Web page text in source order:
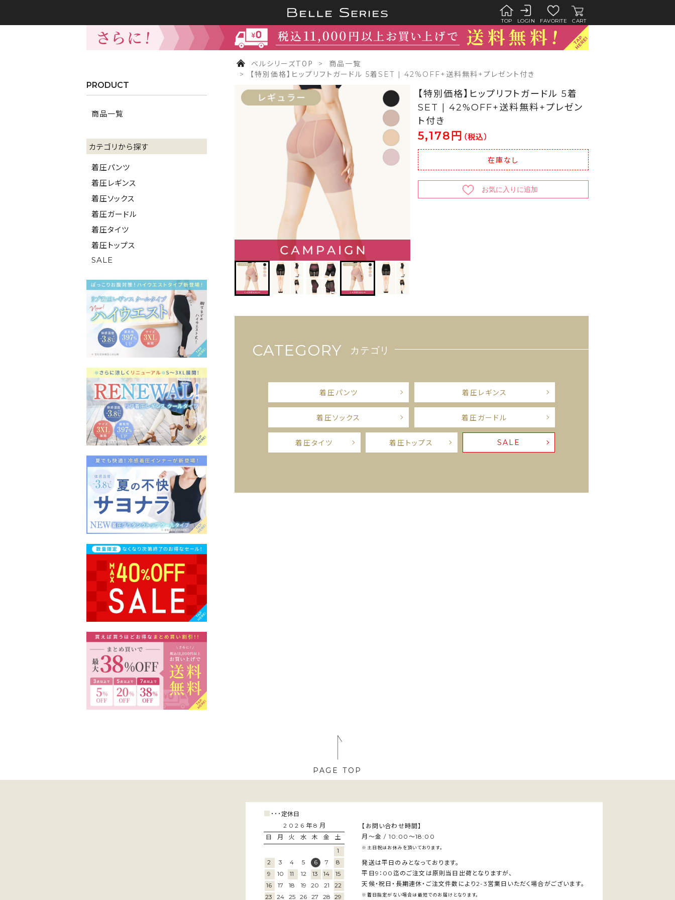
TOP LOGIN FAVORITE CART
PRODUCT
商品一覧
カテゴリから探す
着圧パンツ
着圧レギンス
着圧ソックス
着圧ガードル
着圧タイツ
着圧トップス
SALE
ベルシリーズTOP 商品一覧
【特別価格】ヒップリフトガードル 5着SET | 42%OFF+送料無料+プレゼント付き
【特別価格】ヒップリフトガードル 5着
SET | 42%OFF+送料無料+プレゼン
ト付き
5,178円 （税込）
在庫なし
お気に入りに追加
CATEGORY カテゴリ
着圧パンツ 着圧レギンス
着圧ソックス 着圧ガードル
着圧タイツ 着圧トップス SALE
PAGE TOP
■ ･･･ 定休日
2026年8月
日
月 火 水 木 金
土
1
2
3 4 5 6 7
8
9
10 11 12 13 14
15
16
17 18 19 20 21
22
23
24 25 26 27 28 29
【お問い合わせ時間】
月～金 / 10:00～18:00
※土日祝はお休みを頂いております。
発送は平日のみとなっております。
平日9：00迄のご注文は原則当日出荷となりますが、
天候・祝日・長期連休・ご注文件数により2-3営業日いただく場合がございます。
※着日指定がない場合は最短でのお届けとなります。